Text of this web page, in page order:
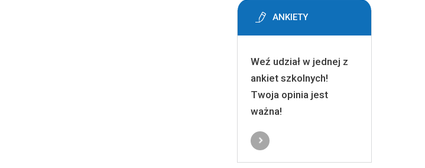
ANKIETY
Weź udział w jednej z
ankiet szkolnych!
Twoja opinia jest
ważna!